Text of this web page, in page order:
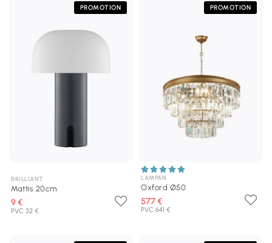
PROMOTION
BRILLIANT
Mattis 20cm
9 €
PVC 32 €
PROMOTION
LAMPAN
Oxford Ø50
577 €
PVC 641 €